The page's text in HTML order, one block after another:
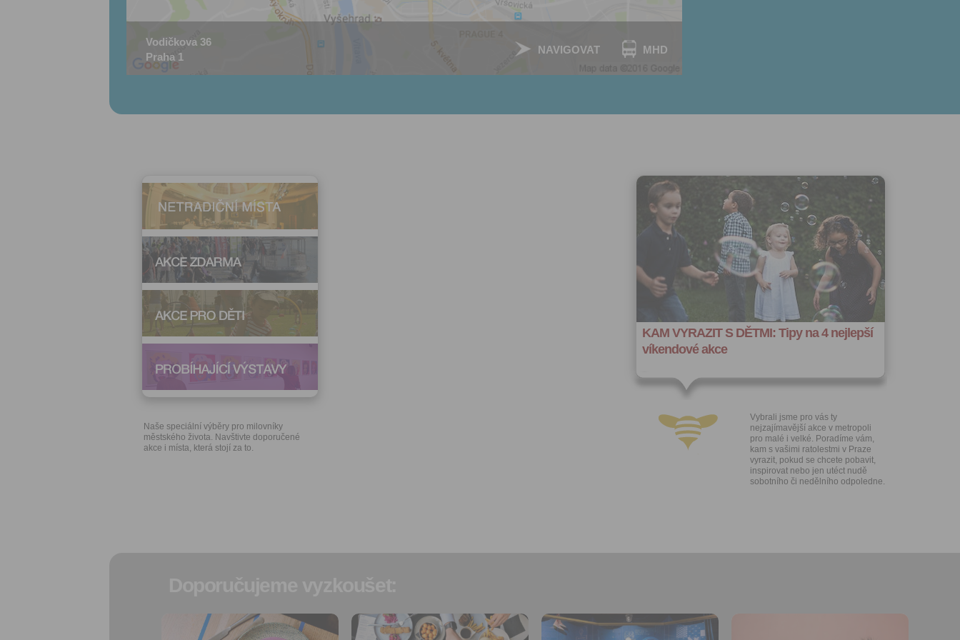
Vodičkova 36
Praha 1
NAVIGOVAT MHD
Naše speciální výběry pro milovníky
městského života. Navštivte doporučené
akce i místa, která stojí za to.
KAM VYRAZIT S DĚTMI: Tipy na 4 nejlepší
víkendové akce
Vybrali jsme pro vás ty
nejzajímavější akce v metropoli
pro malé i velké. Poradíme vám,
kam s vašimi ratolestmi v Praze
vyrazit, pokud se chcete pobavit,
inspirovat nebo jen utéct nudě
sobotního či nedělního odpoledne.
Přidat do
Přidat do
Přidat do
nezbytného pro přihlášení uživatele na
webových stránkách a využití jejich
dobu existence uživatelského účtu až do
jeho odstranění, nebo do odvolání
redakčních a marketingových sdělení
Správcem, zejména marketingových
materiálů a pozvánek na akce v Praze.
Souhlas je udělen po dobu pěti let, nebo
zpracováním osobních údajů pro tento
Vyplněním a odesláním tohoto
formuláře potvrzujete, že jste starší 16
Vyplněním a odesláním tohoto
formuláře rovněž potvrzujete, že jste